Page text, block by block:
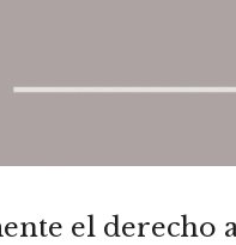
el derecho